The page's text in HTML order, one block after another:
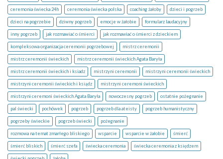
ceremonia świecka 24h ceremonia świecka polska coaching żałoby dzieci i pogrzeb
dzieci na pogrzebie dziwny pogrzeb emocje w żałobie formularz laudacyjny
inny pogrzeb jak rozmawiać o śmierci jak rozmawiać o śmierci z dzieckiem
kompleksowa organizacja ceremonii pogrzebowej mistrz ceremonii
mistrz ceremonii świeckich mistrz ceremonii świeckich Agata Baryła
mistrz ceremonii świeckich i ksiadz mistrzyni ceremonii mistrzyni ceremonii świeckich
mistrzyni ceremonii świeckich i ksiądz mistrzyni ceremoni świeckich
mistrzyni ceremoni świeckich Agata Baryła nowoczesny pogrzeb ostatnie pożegnanie
pal świecki pochówek pogrzeb pogrzeb dla ateisty pogrzeb humanistyczny
pogrzeby świeckie pogrzeb świecki pożegnanie
rozmowa na temat zmarłego bliskiego wsparcie wsparcie w żałobie śmierć
śmierć bliskich śmierć szefa świecka ceremonia świecka ceremonia z księdzem